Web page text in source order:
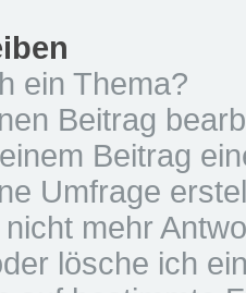
ein Thema?
Beitrag
Beitrag
Umfrage
mehr
lösche ich